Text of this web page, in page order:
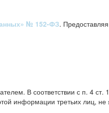
№ 152-ФЗ.
В соответствии с п. 4
информации третьих лиц,